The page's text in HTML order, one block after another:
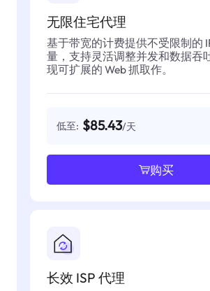
无限住宅代理
基于带宽的计费提供不受限制的
量，支持灵活调整并发和数据吞
现可扩展的 Web 抓取作。
低至: $85.43/天
购买
长效 ISP 代理